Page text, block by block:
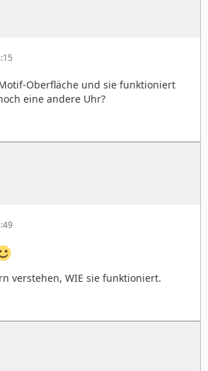
Oberfläche und sie funktioniert
eine andere Uhr?
verstehen, WIE sie funktioniert.